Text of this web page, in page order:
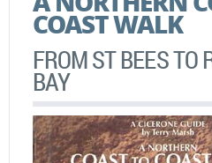
COAST WALK
FROM ST BEES TO
BAY